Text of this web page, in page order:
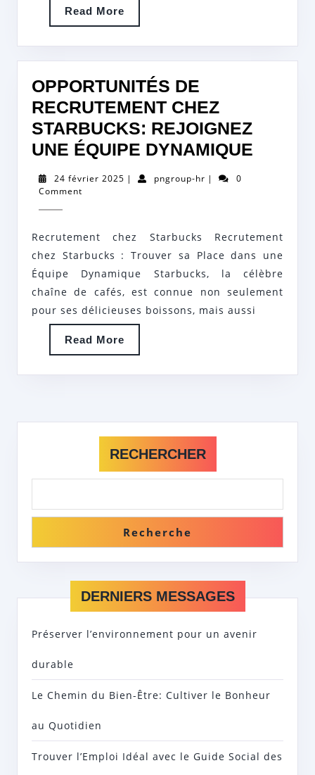
Read More
More
OPPORTUNITÉS DE
RECRUTEMENT CHEZ
STARBUCKS: REJOIGNEZ
UNE ÉQUIPE DYNAMIQUE
UNE
24 février 2025 24| pngroup-hrpngroup-
|
0
Comment
Recrutement chez Starbucks Recrutement
chez Starbucks : Trouver sa Place dans une
Équipe Dynamique Starbucks, la célèbre
chaîne de cafés, est connue non seulement
pour ses délicieuses boissons, mais aussi
Read More
More
RECHERCHER
Recherche
DERNIERS MESSAGES
Préserver l’environnement pour un avenir
durable
Le Chemin du Bien-Être: Cultiver le Bonheur
au Quotidien
Trouver l’Emploi Idéal avec le Guide Social des